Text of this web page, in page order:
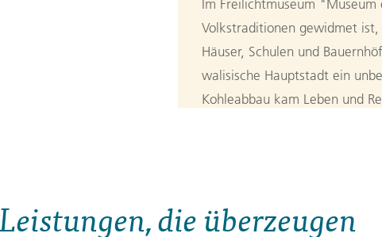
Im Freilichtmuseum
Volkstraditionen gewidmet
Häuser, Schulen und
walisische Hauptstadt ein
Kohleabbau kam Leben und
Stationen:
die überzeugen